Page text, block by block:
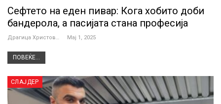
Сефтето на еден пивар: Кога хобито доби
бандерола, а пасијата стана професија
Драгица Христова Мај 1, 2025
ПОВЕЌЕ...
СЛАЈДЕР